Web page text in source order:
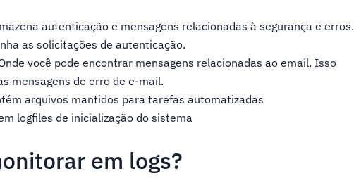
autenticação e mensagens relacionadas à segurança e erros.
as solicitações de autenticação.
você pode encontrar mensagens relacionadas ao email. Isso
mensagens de erro de e-mail.
arquivos mantidos para tarefas automatizadas
logfiles de inicialização do sistema
em logs?